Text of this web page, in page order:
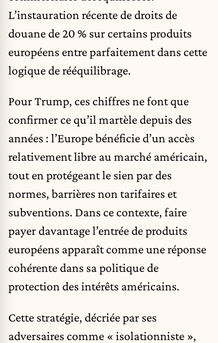
L’instauration récente de droits de
douane de 20 % sur certains produits
européens entre parfaitement dans cette
logique de rééquilibrage.
Pour Trump, ces chiffres ne font que
confirmer ce qu’il martèle depuis des
années : l’Europe bénéficie d’un accès
relativement libre au marché américain,
tout en protégeant le sien par des
normes, barrières non tarifaires et
subventions. Dans ce contexte, faire
payer davantage l’entrée de produits
européens apparaît comme une réponse
cohérente dans sa politique de
protection des intérêts américains.
Cette stratégie, décriée par ses
adversaires comme « isolationniste »,